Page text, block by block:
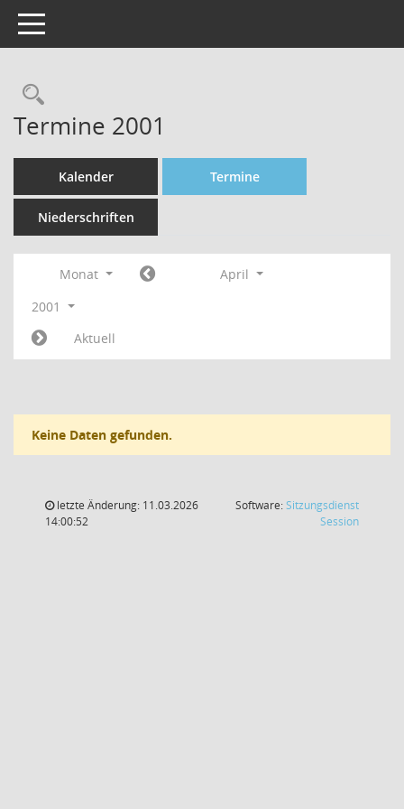
Toggle navigation
Rechercheauswahl
Termine 2001
Kalender Termine
Niederschriften
Monat
April
2001
Aktuell
Keine Daten gefunden.
letzte Änderung: 11.03.2026
14:00:52
Software:Sitzungsdienst
Session(Wird in